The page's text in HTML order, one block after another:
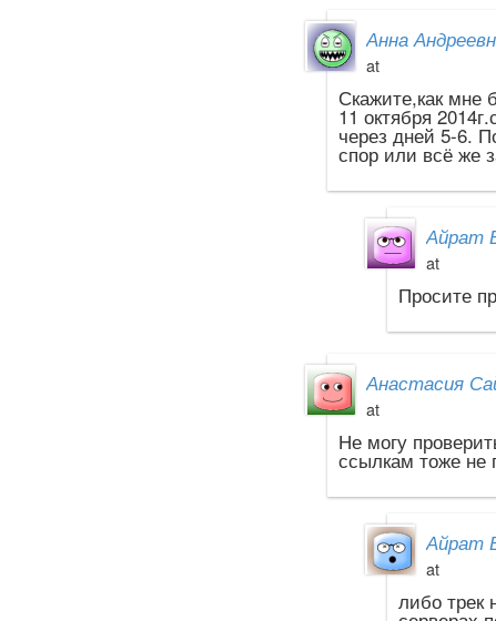
Анна
at
Скажите,как мне
11 октября
через дней 5-6.
спор или всё же
Айрат
at
Просите
Анастасия
at
Не могу
ссылкам тоже не
Айрат
at
либо трек